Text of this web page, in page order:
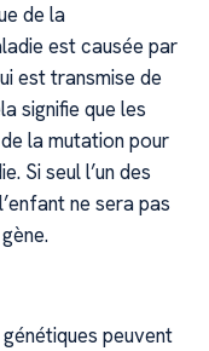
de la
est causée par
est transmise de
signifie que les
la mutation pour
Si seul l’un des
ne sera pas
peuvent